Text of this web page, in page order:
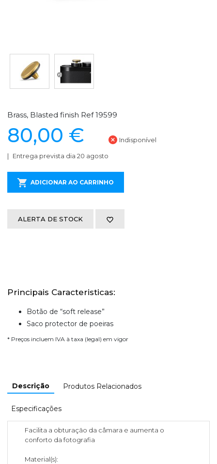
Brass, Blasted finish Ref 19599
80,00 € Indisponível
Entrega prevista dia 20 agosto
ADICIONAR AO CARRINHO
ALERTA DE STOCK
Principais Caracteristicas:
Botão de “soft release”
Saco protector de poeiras
* Preços incluem IVA à taxa (legal) em vigor
Descrição Produtos Relacionados
Especificações
Facilita a obturação da câmara e aumenta o
conforto da fotografia
Material(s):